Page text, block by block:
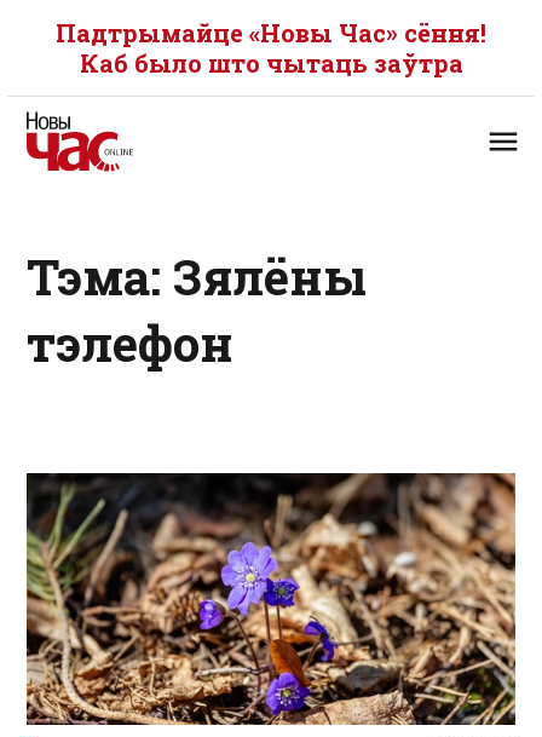
Падтрымайце «Новы Час» сёння!
Каб было што чытаць заўтра
Тэма: Зялёны
тэлефон